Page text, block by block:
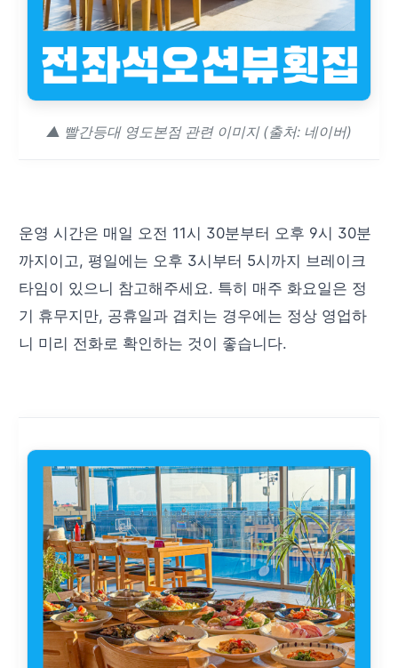
▲ 빨간등대 영도본점 관련 이미지 (출처: 네이버)
운영 시간은 매일 오전 11시 30분부터 오후 9시 30분
까지이고, 평일에는 오후 3시부터 5시까지 브레이크
타임이 있으니 참고해주세요. 특히 매주 화요일은 정
기 휴무지만, 공휴일과 겹치는 경우에는 정상 영업하
니 미리 전화로 확인하는 것이 좋습니다.